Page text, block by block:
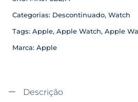
Categorias: Descontinuado, Watch
Tags: Apple, Apple Watch, Apple
Marca: Apple
Descrição